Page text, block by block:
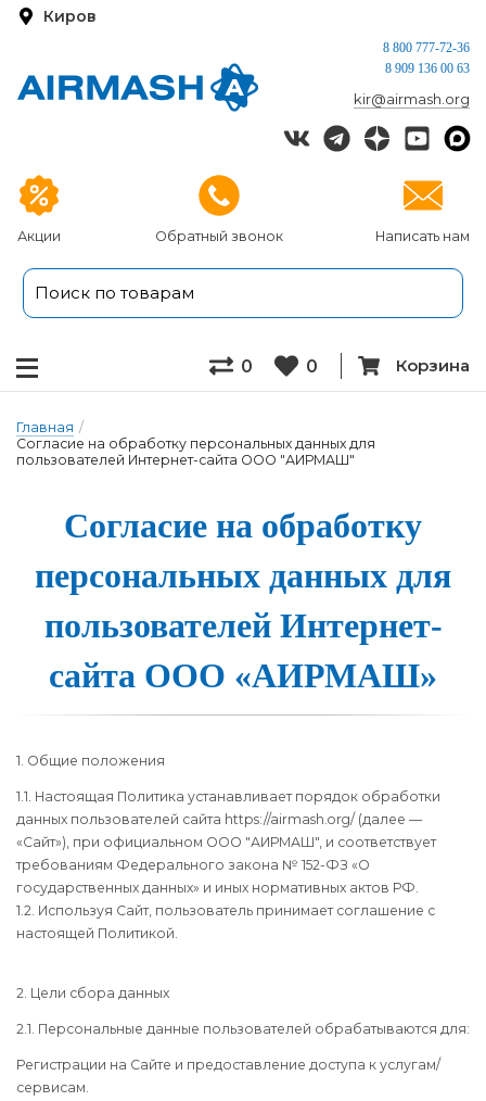
Киров
Акции Обратный звонок Написать нам
8 800 777-72-36
8 909 136 00 63
kir@airmash.org
0 0 Корзина
Главная /
Согласие на обработку персональных данных для
пользователей Интернет-сайта ООО "АИРМАШ"
Согласие на об­ра­бот­ку
пер­со­наль­ных дан­ных для
поль­зо­ва­те­лей Ин­тернет-
сай­та О­ОО «А­ИР­МАШ»
1. Общие положения
1.1. Настоящая Политика устанавливает порядок обработки
данных пользователей сайта https://airmash.org/ (далее —
«Сайт»), при официальном ООО "АИРМАШ", и соответствует
требованиям Федерального закона № 152-ФЗ «О
государственных данных» и иных нормативных актов РФ.
1.2. Используя Сайт, пользователь принимает соглашение с
настоящей Политикой.
2. Цели сбора данных
2.1. Персональные данные пользователей обрабатываются для:
Регистрации на Сайте и предоставление доступа к услугам/
сервисам.